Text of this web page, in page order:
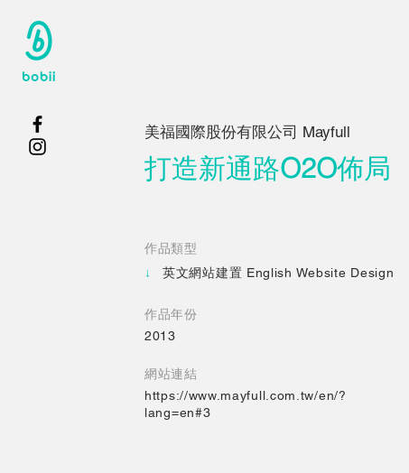
美福國際股份有限公司 Mayfull
打造新通路O2O佈局
​作品類型
↓
英文網站建置 English Website Design
​作品年份
2013
網站連結
https://www.mayfull.com.tw/en/?
lang=en#3